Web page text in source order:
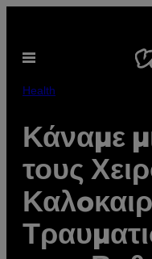
περιεχόμενο
Ανοίξτε
Health
Κάναμε
τους